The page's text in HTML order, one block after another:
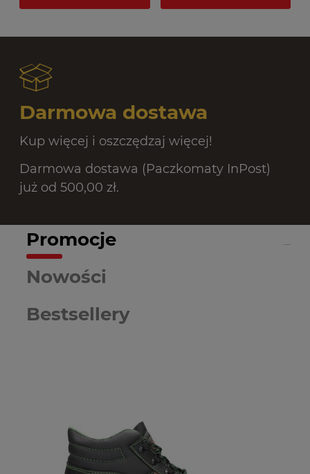
Darmowa dostawa
Kup więcej i oszczędzaj więcej!
Darmowa dostawa (Paczkomaty InPost)
już od 500,00 zł.
Promocje
Nowości
Bestsellery